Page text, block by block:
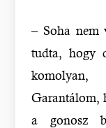
– Soha nem
tudta, hogy
Garantálom,
a gonosz